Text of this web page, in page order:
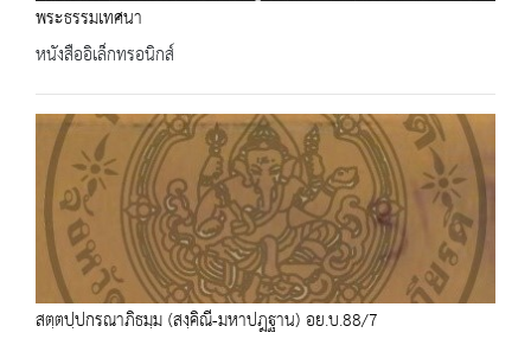
พระธรรมเทศนา
หนังสืออิเล็กทรอนิกส์
สตฺตปฺปกรณาภิธมฺม (สงฺคิณี-มหาปฎฐาน) อย.บ.88/7